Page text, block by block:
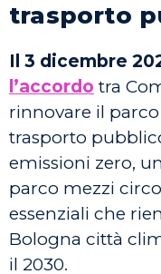
trasporto
Il 3 dicembre
l’accordo tra
rinnovare il
trasporto
emissioni zero,
parco mezzi
essenziali che
Bologna città
il 2030.